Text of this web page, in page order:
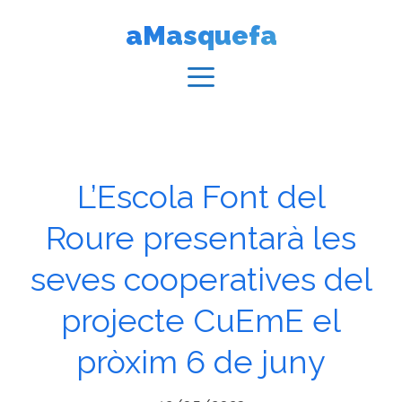
aMasquefa
L’Escola Font del
Roure presentarà les
seves cooperatives del
projecte CuEmE el
pròxim 6 de juny